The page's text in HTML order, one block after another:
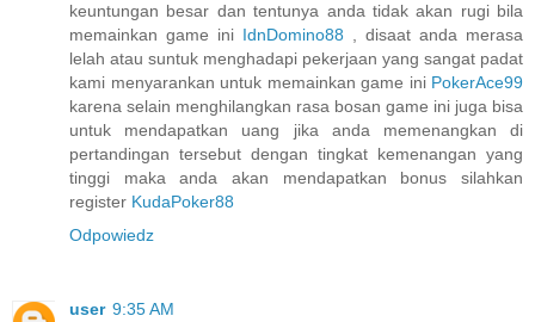
keuntungan besar dan tentunya anda tidak akan rugi bila
memainkan game ini IdnDomino88 , disaat anda merasa
lelah atau suntuk menghadapi pekerjaan yang sangat padat
kami menyarankan untuk memainkan game ini PokerAce99
karena selain menghilangkan rasa bosan game ini juga bisa
untuk mendapatkan uang jika anda memenangkan di
pertandingan tersebut dengan tingkat kemenangan yang
tinggi maka anda akan mendapatkan bonus silahkan
register KudaPoker88
Odpowiedz
user 9:35 AM